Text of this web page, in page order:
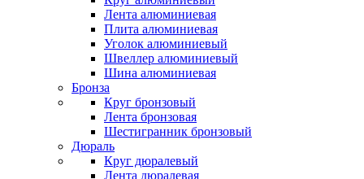
Лента алюминиевая
Плита алюминиевая
Уголок алюминиевый
Швеллер алюминиевый
Шина алюминиевая
Бронза
Круг бронзовый
Лента бронзовая
Шестигранник бронзовый
Дюраль
Круг дюралевый
Лента дюралевая